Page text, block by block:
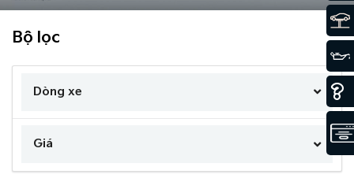
Bộ lọc
Dòng xe
Giá